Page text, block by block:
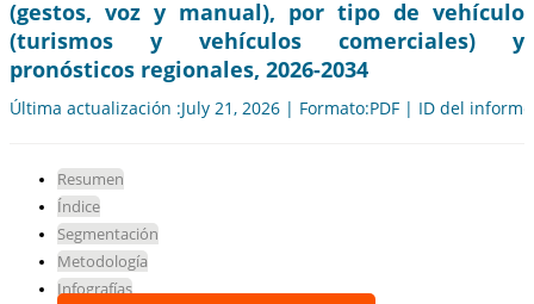
(gestos, voz y manual), por tipo de vehículo
(turismos y vehículos comerciales) y
pronósticos regionales, 2026-2034
Última actualización :July 21, 2026 | Formato:PDF | ID del
Resumen
Índice
Segmentación
Metodología
Infografías